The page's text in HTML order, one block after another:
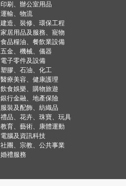
印刷、辦公室用品
運輸、物流
建造、裝修、環保工程
家居用品及服務、寵物
食品糧油、餐飲業設備
五金、機械、儀器
電子零件及設備
塑膠、石油、化工
醫療美容、健康護理
飲食娛樂、購物旅遊
銀行金融、地產保險
服裝及配飾、紡織品
禮品、花卉、珠寶、玩具
教育、藝術、康體運動
電腦及資訊科技
社團、宗教、公共事業
婚禮服務